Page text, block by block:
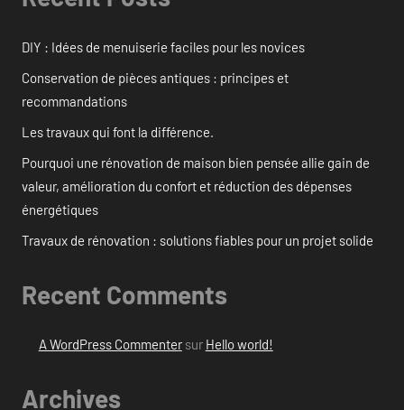
DIY : Idées de menuiserie faciles pour les novices
Conservation de pièces antiques : principes et
recommandations
Les travaux qui font la différence.
Pourquoi une rénovation de maison bien pensée allie gain de
valeur, amélioration du confort et réduction des dépenses
énergétiques
Travaux de rénovation : solutions fiables pour un projet solide
Recent Comments
A WordPress Commentersur Hello world!
Archives